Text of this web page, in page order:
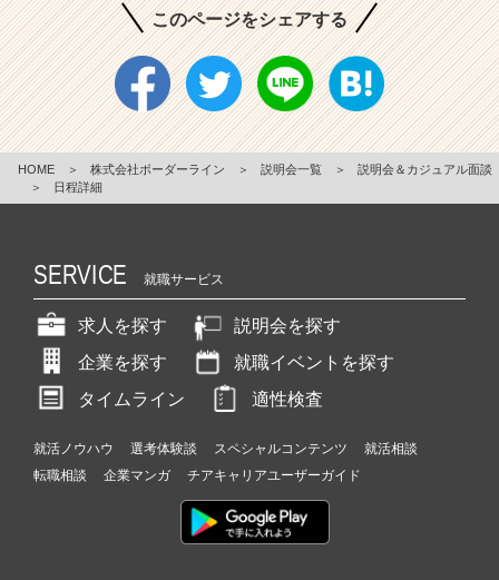
このページをシェアする
HOME ＞ 株式会社ボーダーライン ＞ 説明会一覧 ＞
説明会＆カジュアル面談
＞
日程詳細
SERVICE 就職サービス
求人を探す
説明会を探す
企業を探す
就職イベントを探す
タイムライン
適性検査
就活ノウハウ 選考体験談 スペシャルコンテンツ
就活相談
転職相談
企業マンガ チアキャリアユーザーガイド